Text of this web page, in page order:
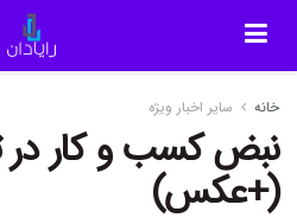
خانه سایر اخبار ویژه
نبض کسب و کار در
(+عکس)